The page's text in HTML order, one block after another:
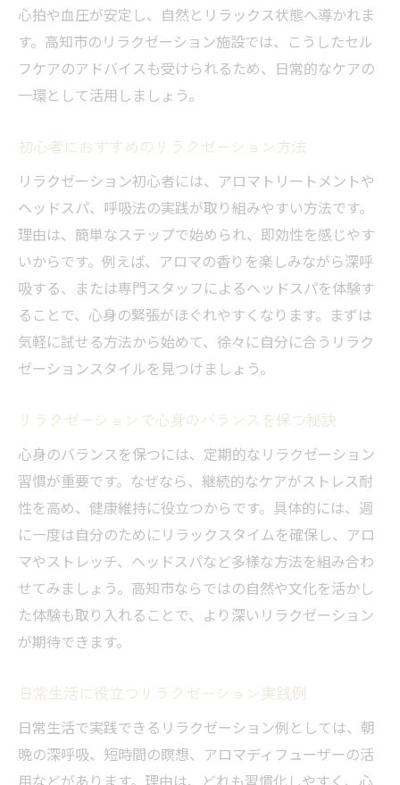
毎日続けたいリラクゼーション習慣の作り
方
仕事後の夜にリラクゼーションを楽しむコツ
夜に最適なリラクゼーション方法の選び方
は
高知市の夜利用できるリラクゼーション特
徴
ストレス解消に効果的な夜のリラクゼーシ
ョン
女性も安心の夜リラクゼーション利用ポイ
ント
夜のリラクゼーションで質の良い睡眠を得
マッサージとリラクゼーションの違いを知る
リラクゼーションとマッサージの主な違い
を解説
目的別で選ぶリラクゼーションとマッサー
ジ
リラクゼーションに向いている人の特徴と
は
高知市のリラクゼーションとマッサージ事
情
自分に合うケア選びのリラクゼーション基
準
肩こり対策に役立つリラクゼーション活用法
心拍や血圧が安定し、自然とリラックス状態へ導かれま
す。高知市のリラクゼーション施設では、こうしたセル
フケアのアドバイスも受けられるため、日常的なケアの
一環として活用しましょう。
初心者におすすめのリラクゼーション方法
リラクゼーション初心者には、アロマトリートメントや
ヘッドスパ、呼吸法の実践が取り組みやすい方法です。
理由は、簡単なステップで始められ、即効性を感じやす
いからです。例えば、アロマの香りを楽しみながら深呼
吸する、または専門スタッフによるヘッドスパを体験す
ることで、心身の緊張がほぐれやすくなります。まずは
気軽に試せる方法から始めて、徐々に自分に合うリラク
ゼーションスタイルを見つけましょう。
リラクゼーションで心身のバランスを保つ秘訣
心身のバランスを保つには、定期的なリラクゼーション
習慣が重要です。なぜなら、継続的なケアがストレス耐
性を高め、健康維持に役立つからです。具体的には、週
に一度は自分のためにリラックスタイムを確保し、アロ
マやストレッチ、ヘッドスパなど多様な方法を組み合わ
せてみましょう。高知市ならではの自然や文化を活かし
た体験も取り入れることで、より深いリラクゼーション
が期待できます。
日常生活に役立つリラクゼーション実践例
日常生活で実践できるリラクゼーション例としては、朝
晩の深呼吸、短時間の瞑想、アロマディフューザーの活